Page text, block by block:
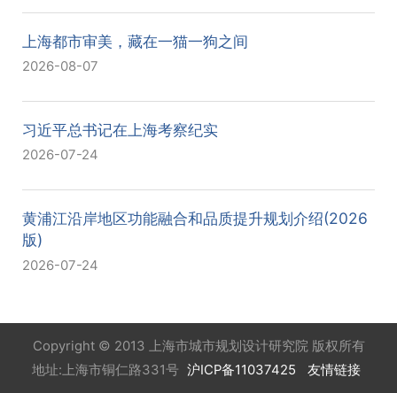
上海都市审美，藏在一猫一狗之间
2026-08-07
习近平总书记在上海考察纪实
2026-07-24
黄浦江沿岸地区功能融合和品质提升规划介绍(2026
版)
2026-07-24
Copyright © 2013 上海市城市规划设计研究院 版权所有
地址:上海市铜仁路331号 沪ICP备11037425 友情链接